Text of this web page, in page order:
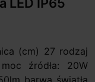
(cm) 27 rodzaj
źródła: 20W
barwa światła